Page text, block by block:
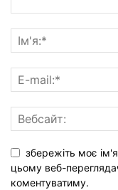
збережіть моє
цьому веб-
коментуватиму.